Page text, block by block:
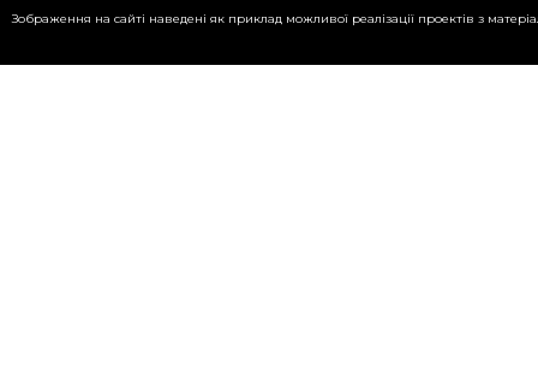
Зображення на сайті наведені як приклад можливої реалізації проектів з